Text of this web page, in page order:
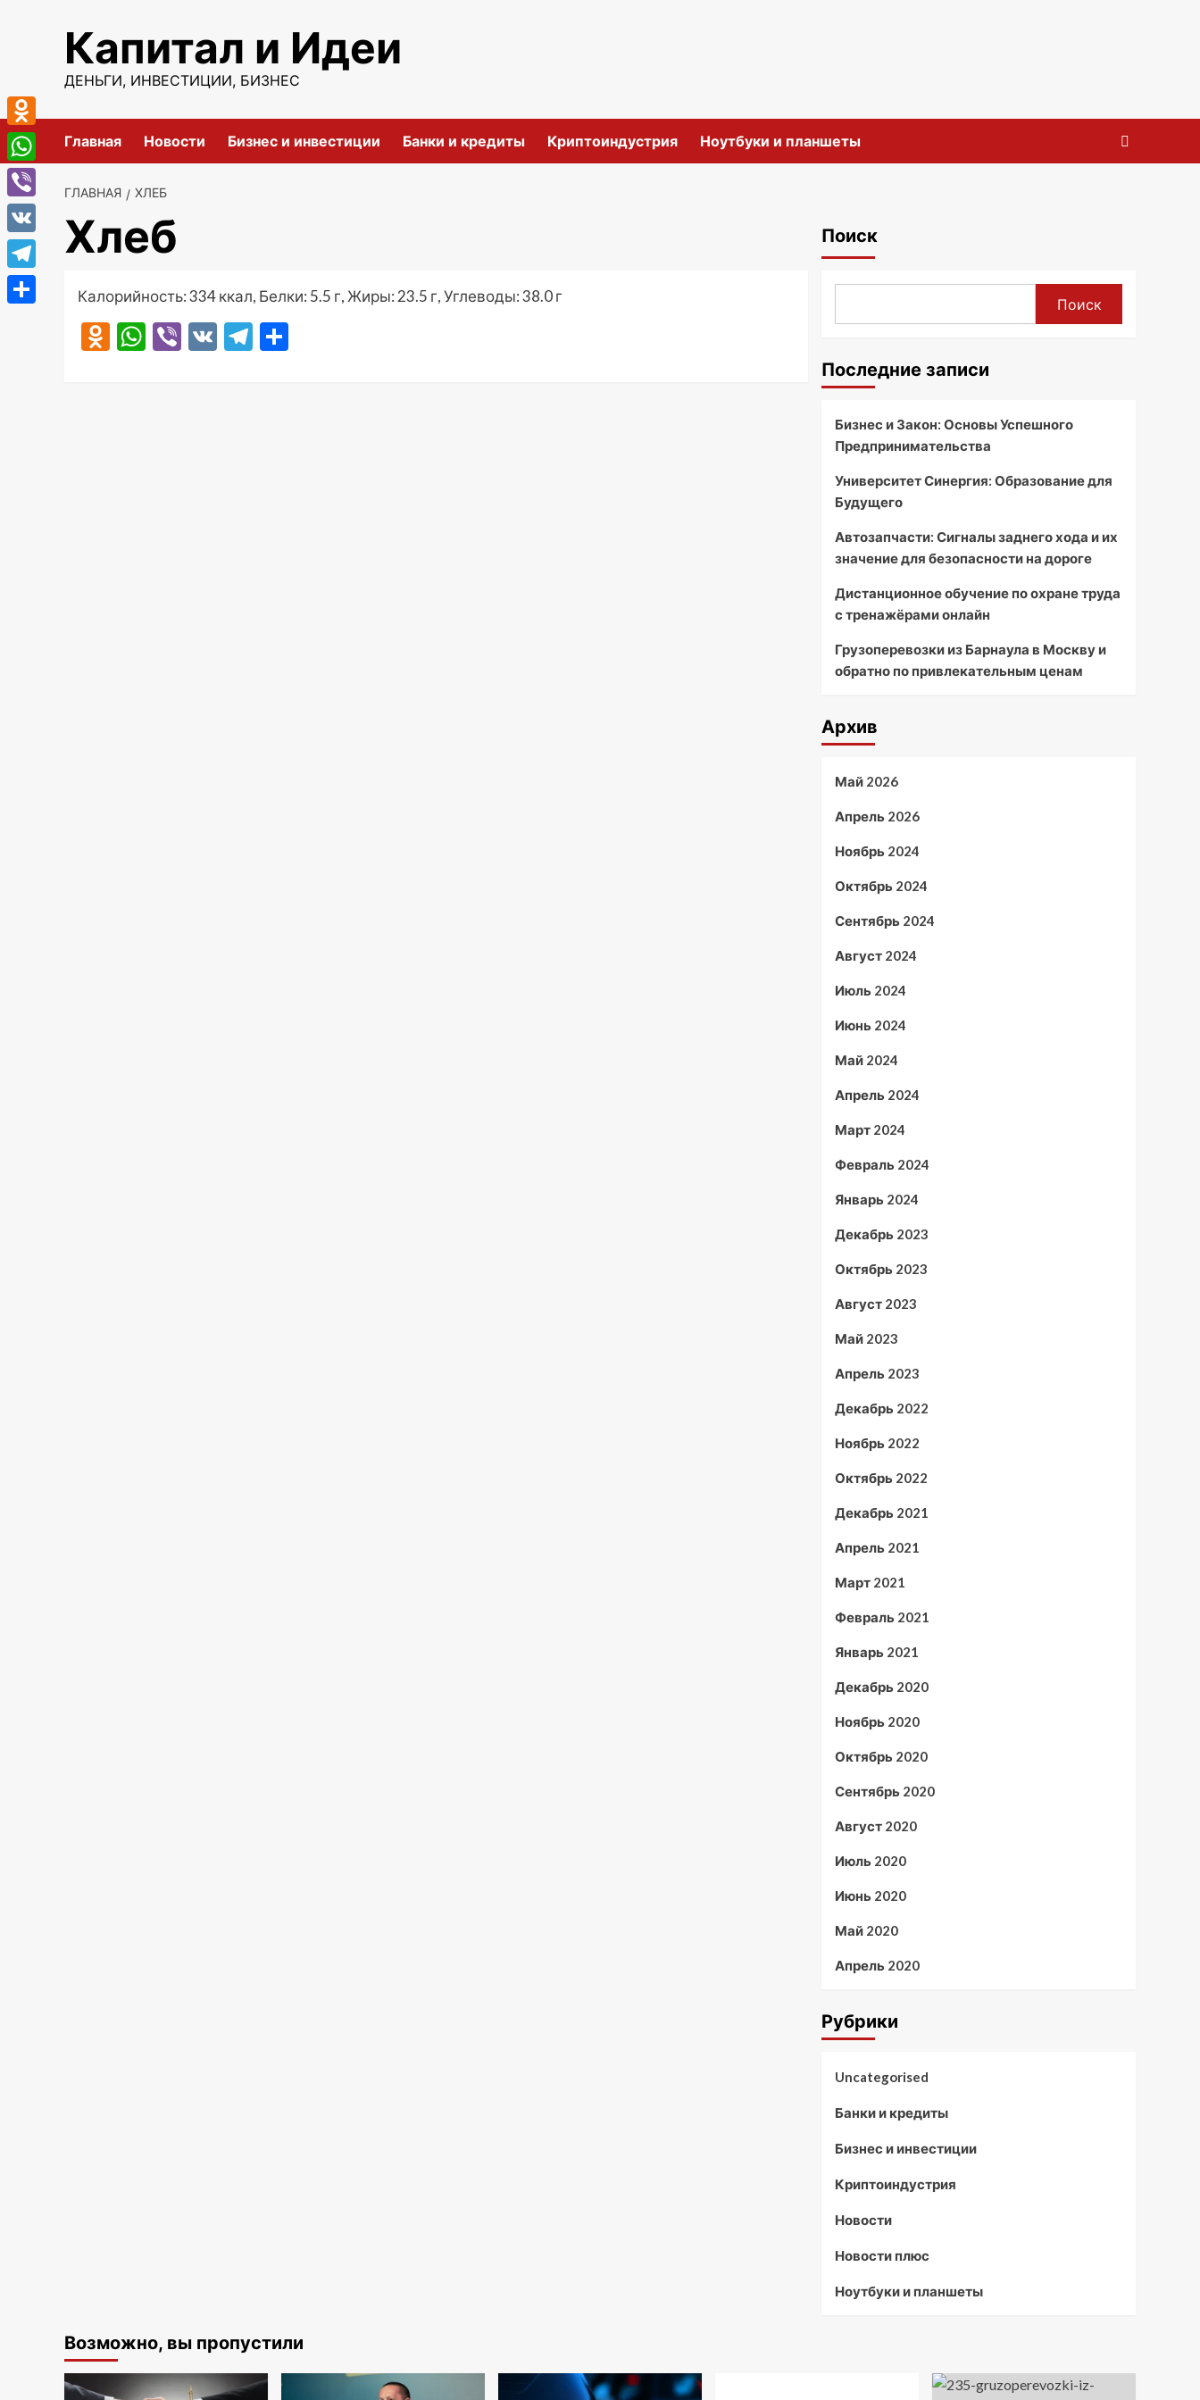
содержимомуКапитал и Идеи
ДЕНЬГИ, ИНВЕСТИЦИИ, БИЗНЕС
Главная Новости Бизнес и инвестиции Банки и кредиты Криптоиндустрия Ноутбуки и планшеты
ГЛАВНАЯ ХЛЕБ
Хлеб
Калорийность: 334 ккал, Белки: 5.5 г, Жиры: 23.5 г, Углеводы: 38.0 г
Odnoklassniki
WhatsApp
Viber
VK Telegram
Поиск
Поиск
Последние записи
Бизнес и Закон: Основы Успешного
Предпринимательства
Университет Синергия: Образование для
Будущего
Автозапчасти: Сигналы заднего хода и их
значение для безопасности на дороге
Дистанционное обучение по охране труда
с тренажёрами онлайн
Грузоперевозки из Барнаула в Москву и
обратно по привлекательным ценам
Архив
Май 2026
Апрель 2026
Ноябрь 2024
Октябрь 2024
Сентябрь 2024
Август 2024
Июль 2024
Июнь 2024
Май 2024
Апрель 2024
Март 2024
Февраль 2024
Январь 2024
Декабрь 2023
Октябрь 2023
Август 2023
Май 2023
Апрель 2023
Декабрь 2022
Ноябрь 2022
Октябрь 2022
Декабрь 2021
Апрель 2021
Март 2021
Февраль 2021
Январь 2021
Декабрь 2020
Ноябрь 2020
Октябрь 2020
Сентябрь 2020
Август 2020
Июль 2020
Июнь 2020
Май 2020
Апрель 2020
Рубрики
Uncategorised
Банки и кредиты
Бизнес и инвестиции
Криптоиндустрия
Новости
Новости плюс
Ноутбуки и планшеты
Возможно, вы пропустили
Odnoklassniki
WhatsApp
Viber
VK
Telegram